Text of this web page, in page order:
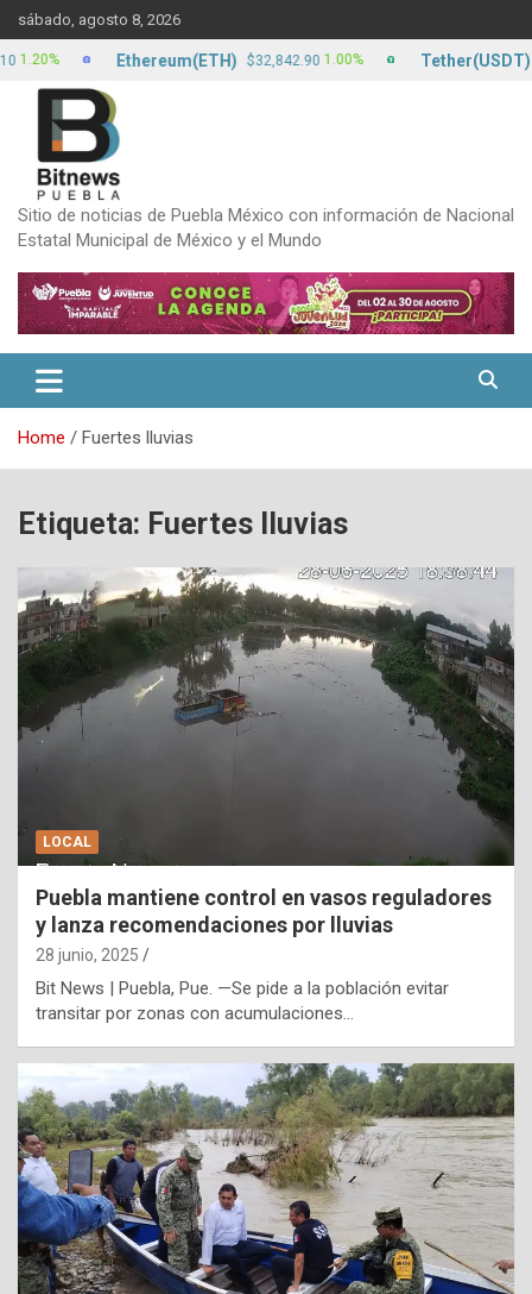
Skip
to
content
sábado, agosto 8, 2026
Sitio de noticias de Puebla México con información de Nacional
Estatal Municipal de México y el Mundo
Home Fuertes lluvias
Etiqueta: Fuertes lluvias
LOCAL
Puebla mantiene control en vasos reguladores
y lanza recomendaciones por lluvias
28 junio, 2025
Bit News | Puebla, Pue. —Se pide a la población evitar
transitar por zonas con acumulaciones…
Ethereum(ETH) $32,842.90 1.00% Tether(USDT)